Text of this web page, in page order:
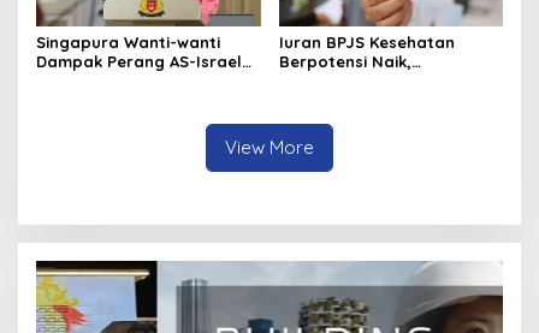
Singapura Wanti-wanti
Dampak Perang AS-Israel
Iuran BPJS Kesehatan
Berpotensi Naik,
View More